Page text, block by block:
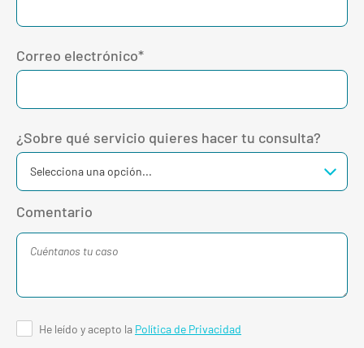
Correo electrónico*
¿Sobre qué servicio quieres hacer tu consulta?
Comentario
He leído y acepto la Política de Privacidad